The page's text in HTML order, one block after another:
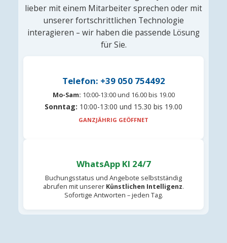
lieber mit einem Mitarbeiter sprechen oder mit
unserer fortschrittlichen Technologie
interagieren – wir haben die passende Lösung
für Sie.
Telefon: +39 050 754492
Mo-Sam: 10:00-13:00 und 16.00 bis 19.00
Sonntag: 10:00-13:00 und 15.30 bis 19.00
GANZJÄHRIG GEÖFFNET
WhatsApp KI 24/7
Buchungsstatus und Angebote selbstständig
abrufen mit unserer Künstlichen Intelligenz.
Sofortige Antworten – jeden Tag.